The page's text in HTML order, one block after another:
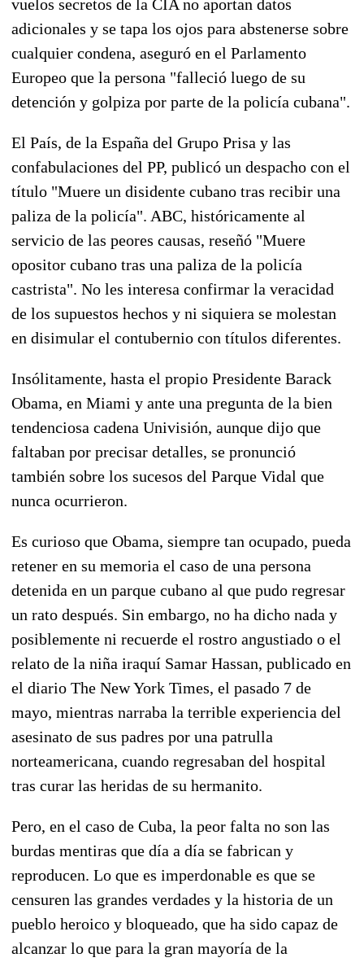
vuelos secretos de la CIA no aportan datos
adicionales y se tapa los ojos para abstenerse sobre
cualquier condena, aseguró en el Parlamento
Europeo que la persona "falleció luego de su
detención y golpiza por parte de la policía cubana".
El País, de la España del Grupo Prisa y las
confabulaciones del PP, publicó un despacho con el
título "Muere un disidente cubano tras recibir una
paliza de la policía". ABC, históricamente al
servicio de las peores causas, reseñó "Muere
opositor cubano tras una paliza de la policía
castrista". No les interesa confirmar la veracidad
de los supuestos hechos y ni siquiera se molestan
en disimular el contubernio con títulos diferentes.
Insólitamente, hasta el propio Presidente Barack
Obama, en Miami y ante una pregunta de la bien
tendenciosa cadena Univisión, aunque dijo que
faltaban por precisar detalles, se pronunció
también sobre los sucesos del Parque Vidal que
nunca ocurrieron.
Es curioso que Obama, siempre tan ocupado, pueda
retener en su memoria el caso de una persona
detenida en un parque cubano al que pudo regresar
un rato después. Sin embargo, no ha dicho nada y
posiblemente ni recuerde el rostro angustiado o el
relato de la niña iraquí Samar Hassan, publicado en
el diario The New York Times, el pasado 7 de
mayo, mientras narraba la terrible experiencia del
asesinato de sus padres por una patrulla
norteamericana, cuando regresaban del hospital
tras curar las heridas de su hermanito.
Pero, en el caso de Cuba, la peor falta no son las
burdas mentiras que día a día se fabrican y
reproducen. Lo que es imperdonable es que se
censuren las grandes verdades y la historia de un
pueblo heroico y bloqueado, que ha sido capaz de
alcanzar lo que para la gran mayoría de la